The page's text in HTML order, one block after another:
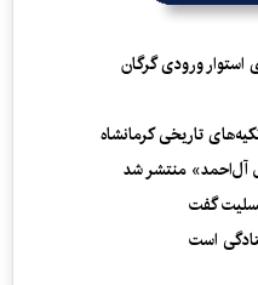
استوار ورودی گرگان
تاریخی کرمانشاه
آل‌احمد» منتشر شد
گفت
است